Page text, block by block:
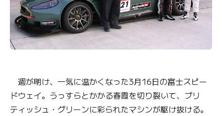
週が明け、一気に温かくなった3月16日の富士スピー
ドウェイ。うっすらとかかる春霞を切り裂いて、ブリ
ティッシュ・グリーンに彩られたマシンが駆け抜ける。